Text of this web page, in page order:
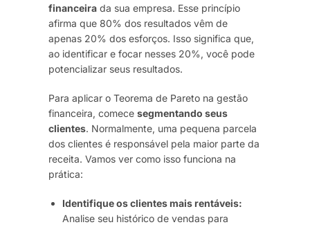
financeira da sua empresa. Esse princípio
afirma que 80% dos resultados vêm de
apenas 20% dos esforços. Isso significa que,
ao identificar e focar nesses 20%, você pode
potencializar seus resultados.
Para aplicar o Teorema de Pareto na gestão
financeira, comece segmentando seus
clientes. Normalmente, uma pequena parcela
dos clientes é responsável pela maior parte da
receita. Vamos ver como isso funciona na
prática:
Identifique os clientes mais rentáveis:
Analise seu histórico de vendas para